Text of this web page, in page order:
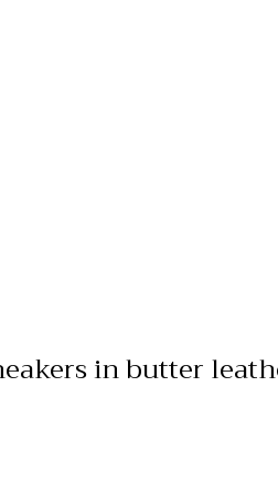
in butter